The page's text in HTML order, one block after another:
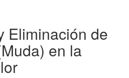
Eliminación de
en la